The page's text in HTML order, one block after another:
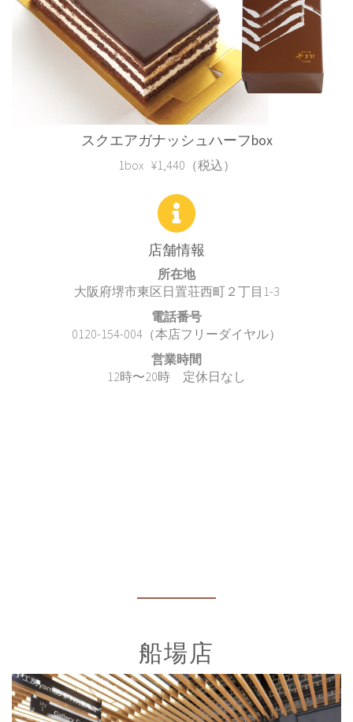
スクエアガナッシュハーフbox
1box ¥1,440（税込）
店舗情報
所在地
大阪府堺市東区日置荘西町２丁目1-3
電話番号
0120-154-004 （本店フリーダイヤル）
営業時間
12時〜20時 定休日なし
船場店